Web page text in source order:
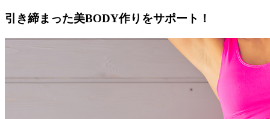
引き締まった美BODY作りをサポート！